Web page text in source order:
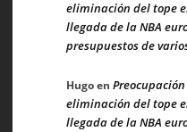
eliminación del tope
llegada de la NBA
presupuestos de
Hugoen
eliminación del tope
llegada de la NBA